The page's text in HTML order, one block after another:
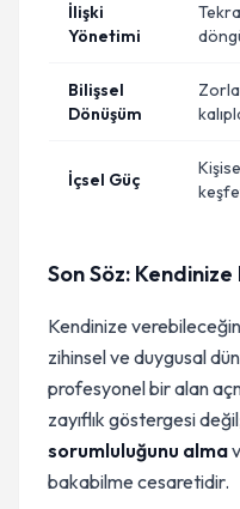
İlişki
Yönetimi
Bilişsel
Dönüşüm
İçsel Güç
Son Söz: Kendinize
Kendinize
zihinsel ve duygusal
profesyonel bir alan
zayıflık göstergesi
sorumluluğunu alma
bakabilme cesaretidir.